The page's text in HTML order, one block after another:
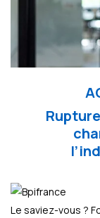
Le saviez-vous ?